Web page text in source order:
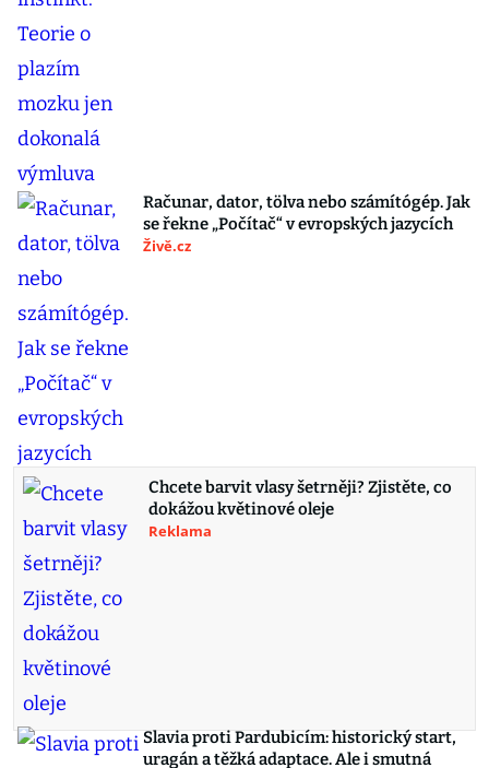
Računar, dator, tölva nebo számítógép. Jak
se řekne „Počítač“ v evropských jazycích
Živě.cz
Chcete barvit vlasy šetrněji? Zjistěte, co
dokážou květinové oleje
Reklama
Slavia proti Pardubicím: historický start,
uragán a těžká adaptace. Ale i smutná